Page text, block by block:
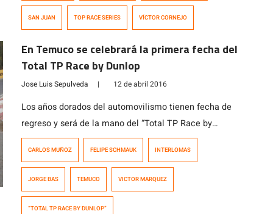
SAN JUAN TOP RACE SERIES VÍCTOR CORNEJO
En Temuco se celebrará la primera fecha del
Total TP Race by Dunlop
Jose Luis Sepulveda | 12 de abril 2016
Los años dorados del automovilismo tienen fecha de
regreso y será de la mano del “Total TP Race by
Dunlop”. Con 25 pilotos y las mejores marcas del
apertura del Autódromo de Codegua. Autos del
segmento B de Peugeot […]
CARLOS MUÑOZ FELIPE SCHMAUK INTERLOMAS
JORGE BAS TEMUCO VICTOR MARQUEZ
“TOTAL TP RACE BY DUNLOP”